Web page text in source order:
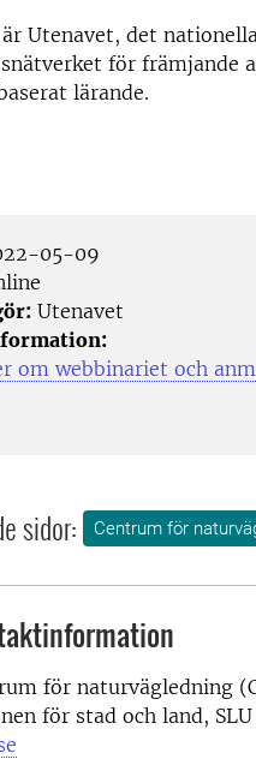
Utenavet, det
för främjande
lärande.
05-09
Utenavet
om webbinariet och
sidor: Centrum för
för naturvägledning
för stad och land, SLU